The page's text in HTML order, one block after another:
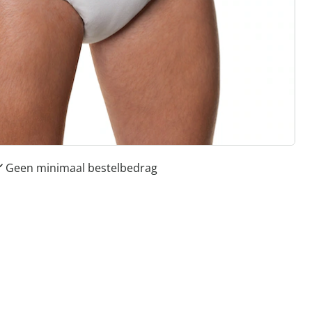
voor
& Comfort”
Gratis kopen op rekening
Geen minimaal bestelbedrag